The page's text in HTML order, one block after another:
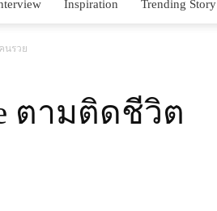
Inspiration Trending Story
นรวย
ตามติดชีวิต